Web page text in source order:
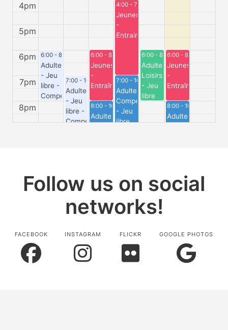
4pm
5pm
6pm
7pm
8pm
6:00 - 8:00
Adultes
- Jeu
libre -
Compétiteurs
7:00 - 10:30
Adultes
- Jeu
libre -
Compétiteurs
6:00 - 8:00
Jeunes
-
Entraînement
8:00 - 10:30
Adultes
4:00 - 7:00
Jeunes
-
Entrainement
7:00 - 10:30
Adultes
Compétiteurs
- Jeu
libre
6:00 - 8:00
Adultes
Loisirs
- Jeu
libre
6:00 - 8:00
Jeunes
-
Entraînement
8:00 - 10:30
Adultes
Follow us on social
networks!
FACEBOOK INSTAGRAM FLICKR GOOGLE PHOTOS